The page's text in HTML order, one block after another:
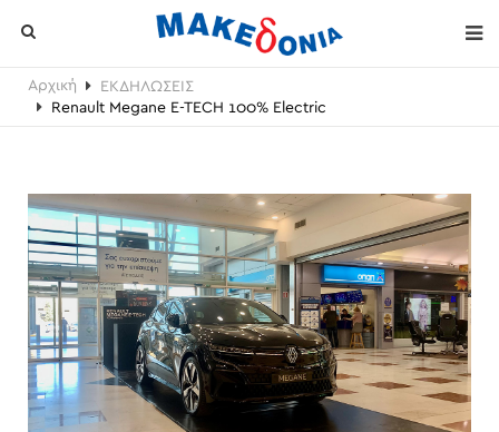
Αρχική
ΕΚΔΗΛΩΣΕΙΣ
Renault Megane E-TECH 100% Electric